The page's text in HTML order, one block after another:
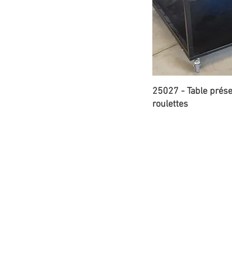
25027 - Table
roulettes